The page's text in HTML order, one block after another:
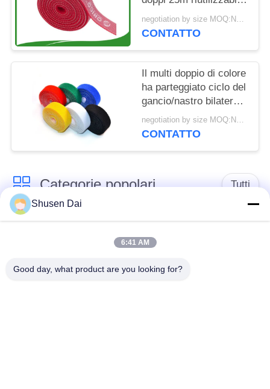
del ciclo
negotiation by size MOQ:Negoziabile
CONTATTO
Il multi doppio di colore
ha parteggiato ciclo del
gancio/nastro bilaterale
della morbidezza
negotiation by size MOQ:Negoziabile
CONTATTO
Categorie popolari Tutti
gancio e nastro del
Gancio e ciclo di
plastica
Gancio e nastro
Toppe su ordinazione
Shusen Dai
6:41 AM
Good day, what product are you looking for?